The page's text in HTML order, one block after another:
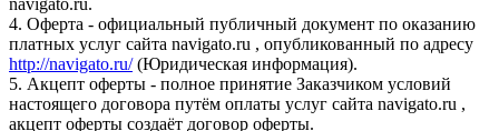
navigato.ru.
4. Оферта - официальный публичный документ по оказанию
платных услуг сайта navigato.ru , опубликованный по адресу
http://navigato.ru/(Юридическая информация).
5. Акцепт оферты - полное принятие Заказчиком условий
настоящего договора путём оплаты услуг сайта navigato.ru ,
акцепт оферты создаёт договор оферты.